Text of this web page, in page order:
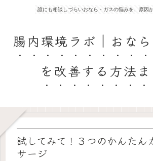
誰にも相談しづらいおなら・ガスの悩みを、原因
腸内環境ラボ｜おな
を改善する方法
試してみて！３つのかんたん
サージ